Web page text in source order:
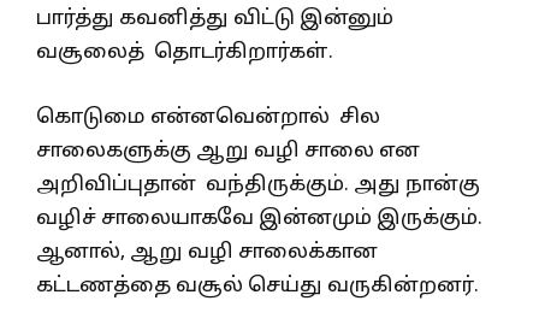
பார்த்து கவனித்து விட்டு இன்னும்
வசூலைத் தொடர்கிறார்கள்.
கொடுமை என்னவென்றால் சில
சாலைகளுக்கு ஆறு வழி சாலை என
அறிவிப்புதான் வந்திருக்கும். அது நான்கு
வழிச் சாலையாகவே இன்னமும் இருக்கும்.
ஆனால், ஆறு வழி சாலைக்கான
கட்டணத்தை வசூல் செய்து வருகின்றனர்.